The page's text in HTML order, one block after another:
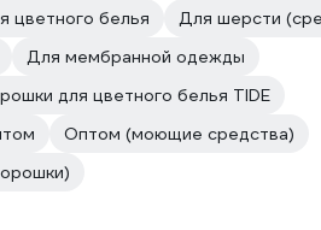
цветного белья
Для шерсти
Для мембранной одежды
для цветного белья TIDE
Оптом (моющие средства)